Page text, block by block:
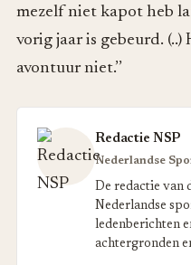
mezelf niet kapot heb
vorig jaar is gebeurd.
avontuur niet.’’
Redactie NSP
Nederlandse
De redactie van
Nederlandse
ledenberichten
achtergronden